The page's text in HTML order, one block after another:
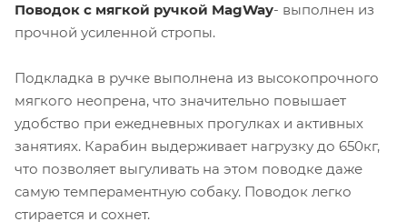
Поводок c мягкой ручкой MagWay- выполнен из
прочной усиленной стропы.
Подкладка в ручке выполнена из высокопрочного
мягкого неопрена, что значительно повышает
удобство при ежедневных прогулках и активных
занятиях. Карабин выдерживает нагрузку до 650кг,
что позволяет выгуливать на этом поводке даже
самую темпераментную собаку. Поводок легко
стирается и сохнет.